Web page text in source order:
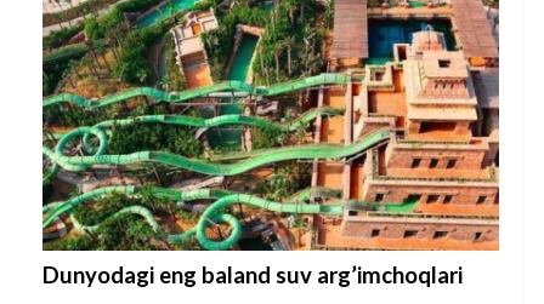
Dunyodagi eng baland suv arg’imchoqlari